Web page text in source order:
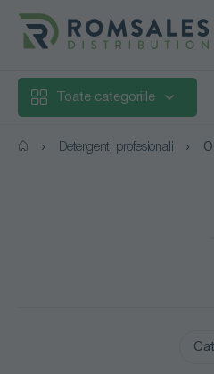
Toate categoriile
Detergenti profesionali